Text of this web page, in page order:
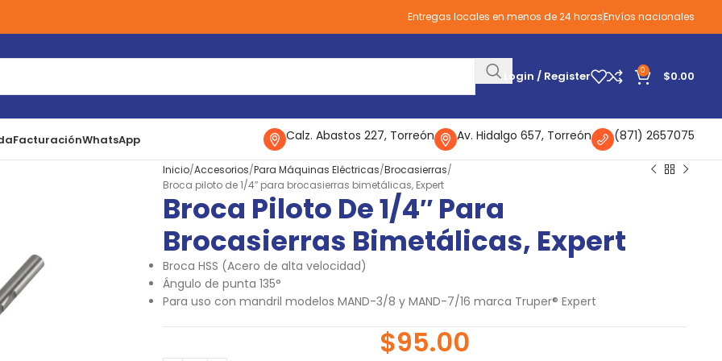
Entregas locales en menos de 24 horasEnvíos nacionales
Login / Register 0 $0.00
FacturaciónWhatsApp Calz. Abastos 227, Torreón Av. Hidalgo 657, Torreón (871) 2657075
Inicio Accesorios Para Máquinas Eléctricas Brocasierras
Broca piloto de 1/4″ para brocasierras bimetálicas, Expert
Broca Piloto De 1/4″ Para
Brocasierras Bimetálicas, Expert
Broca HSS (Acero de alta velocidad)
Ángulo de punta 135°
Para uso con mandril modelos MAND-3/8 y MAND-7/16 marca Truper® Expert
$95.00